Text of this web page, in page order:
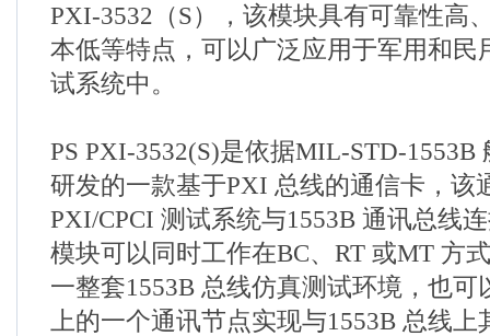
PXI-3532（S），该模块具有可靠性高
本低等特点，可以广泛应用于军用和民
试系统中。
PS PXI-3532(S)是依据MIL-STD-1553B
研发的一款基于PXI 总线的通信卡，该
PXI/CPCI 测试系统与1553B 通讯总线
模块可以同时工作在BC、RT 或MT 方
一整套1553B 总线仿真测试环境，也可
上的一个通讯节点实现与1553B 总线上